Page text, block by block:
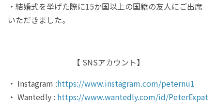
・結婚式を挙げた際に15か国以上の国籍の友人にご出席
いただきました。
【 SNSアカウント】
・ Instagram :https://www.instagram.com/peternu1
・ Wantedly : https://www.wantedly.com/id/PeterExpat